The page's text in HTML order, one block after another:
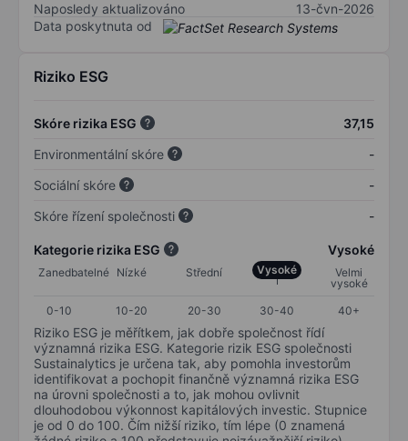
Naposledy aktualizováno
13-čvn-2026
Data poskytnuta od
Riziko ESG
Skóre rizika ESG
37,15
Environmentální skóre
-
Sociální skóre
-
Skóre řízení společnosti
-
Kategorie rizika ESG Vysoké
Zanedbatelné Nízké Střední Vysoké
Velmi
vysoké
0-10
10-20 20-30 30-40 40+
Riziko ESG je měřítkem, jak dobře společnost řídí
významná rizika ESG. Kategorie rizik ESG společnosti
Sustainalytics je určena tak, aby pomohla investorům
identifikovat a pochopit finančně významná rizika ESG
na úrovni společnosti a to, jak mohou ovlivnit
dlouhodobou výkonnost kapitálových investic. Stupnice
je od 0 do 100. Čím nižší riziko, tím lépe (0 znamená